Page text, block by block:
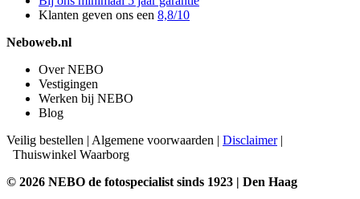
Klanten geven ons een 8,8/10
Neboweb.nl
Over NEBO
Vestigingen
Werken bij NEBO
Blog
Veilig bestellen | Algemene voorwaarden | Disclaimer|
Thuiswinkel Waarborg
© 2026 NEBO de fotospecialist sinds 1923 | Den Haag